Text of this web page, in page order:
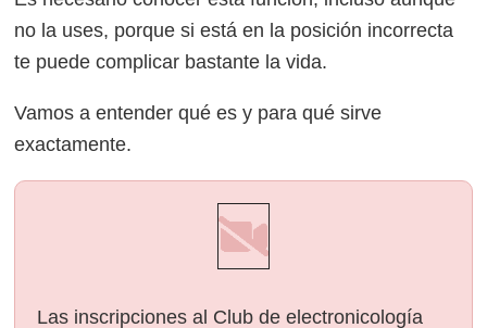
no la uses, porque si está en la posición incorrecta
te puede complicar bastante la vida.
Vamos a entender qué es y para qué sirve
exactamente.
Las inscripciones al Club de electronicología